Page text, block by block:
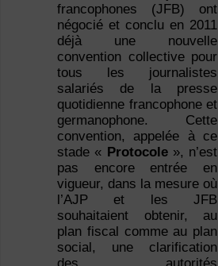
francophones (JFB) ont
négocié et conclu en 2011
déjà une nouvelle
convention collective pour
tous les journalistes
salariés de la presse
quotidienne francophone et
germanophone. Cette
convention, appelée à ce
stade « Protocole», n’est
pas encore entrée en
vigueur, dans la mesure où
l’AJP et les JFB
souhaitaient obtenir, au
plan fiscal comme au plan
social, une clarification